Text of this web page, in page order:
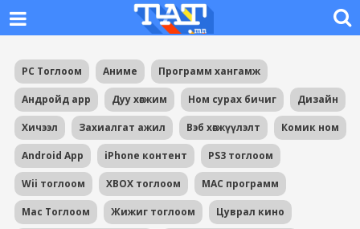
PC Тоглоом Аниме Программ хангамж
Андройд app Дуу хөгжим Ном сурах бичиг Дизайн
Хичээл Захиалгат ажил Вэб хөгжүүлэлт Комик ном
Android App iPhone контент PS3 тоглоом
Wii тоглоом XBOX тоглоом MAC программ
Mac Тоглоом Жижиг тоглоом Цуврал кино